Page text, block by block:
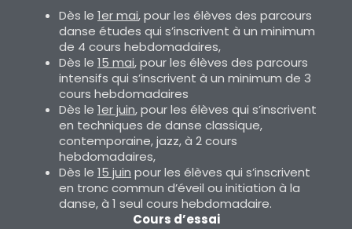
Dès le 1er mai, pour les élèves des parcours
danse études qui s’inscrivent à un minimum
de 4 cours hebdomadaires,
Dès le 15 mai, pour les élèves des parcours
intensifs qui s’inscrivent à un minimum de 3
cours hebdomadaires
Dès le 1er juin, pour les élèves qui s’inscrivent
en techniques de danse classique,
contemporaine, jazz, à 2 cours
hebdomadaires,
Dès le 15 juin pour les élèves qui s’inscrivent
en tronc commun d’éveil ou initiation à la
danse, à 1 seul cours hebdomadaire.
Cours d’essai